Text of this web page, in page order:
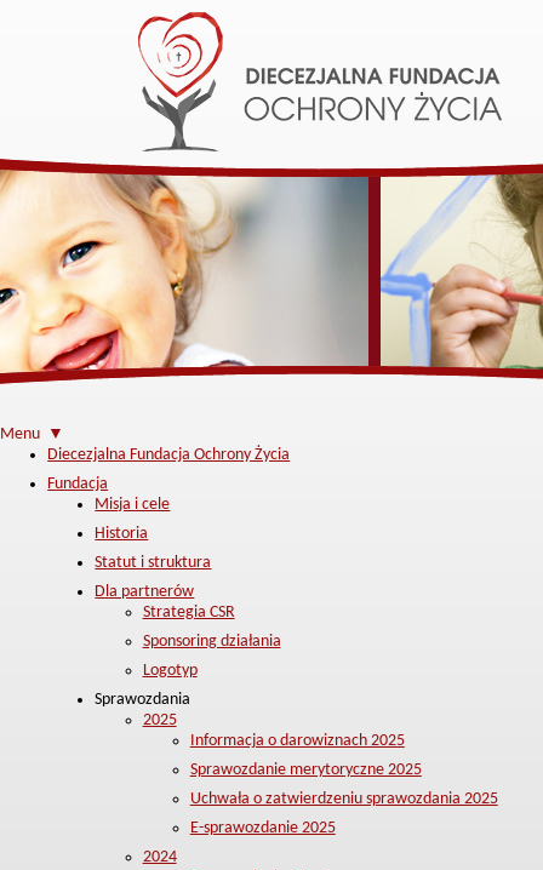
Menu ▼
Diecezjalna Fundacja Ochrony Życia
Fundacja
Misja i cele
Historia
Statut i struktura
Dla partnerów
Strategia CSR
Sponsoring działania
Logotyp
Sprawozdania
2025
Informacja o darowiznach 2025
Sprawozdanie merytoryczne 2025
Uchwała o zatwierdzeniu sprawozdania 2025
E-sprawozdanie 2025
2024